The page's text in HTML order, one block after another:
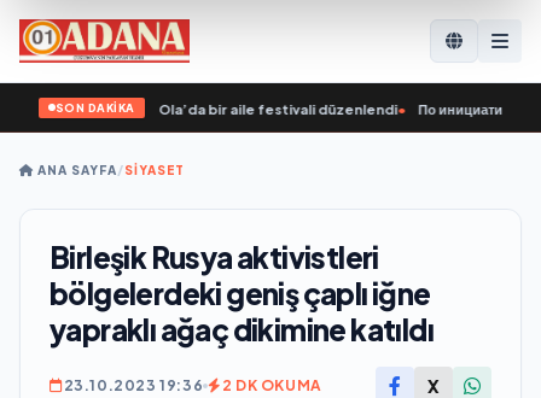
SON DAKİKA
girişimiyle Yoshkar-Ola’da bir aile festivali düzenlendi• По инициативе
ANA SAYFA/SİYASET
Birleşik Rusya aktivistleri
bölgelerdeki geniş çaplı iğne
yapraklı ağaç dikimine katıldı
23.10.2023 19:36 2 DK OKUMA X